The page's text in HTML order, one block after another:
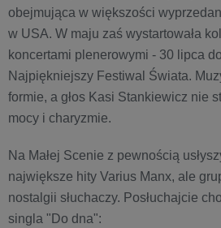
obejmująca w większości
w USA. W maju zaś wystartowała
koncertami plenerowymi - 30 lipca
Najpiękniejszy Festiwal Świata.
formie, a głos Kasi Stankiewicz nie
mocy i charyzmie.
Na Małej Scenie z pewnością
największe hity Varius Manx, ale
nostalgii słuchaczy. Posłuchajcie
singla "Do dna":